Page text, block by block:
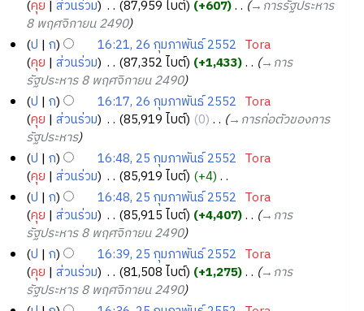
ย่
อ
ก
า
ร
แ
ก้
ไ
ข
คุย ส่วนร่วม ‎ 87,959 ไบต์ +607 ‎
→‎การรัฐประหาร
8 พฤศจิกายน 2490
ป ก 16:21, 26 กุมภาพันธ์ 2552 Tora
คุย ส่วนร่วม ‎ 87,352 ไบต์ +1,433 ‎
→‎การ
รัฐประหาร 8 พฤศจิกายน 2490
ป ก 16:17, 26 กุมภาพันธ์ 2552 Tora
คุย ส่วนร่วม ‎ 85,919 ไบต์ 0 ‎
→‎การก่อตัวของการ
รัฐประหาร
5
ภ
ป ก 16:48, 25 กุมภาพันธ์ 2552 Tora
คุย ส่วนร่วม ‎ 85,919 ไบต์ +4 ‎
ไ
ม่
มี
ค
ว
า
ม
ป ก 16:48, 25 กุมภาพันธ์ 2552 Tora
คุย ส่วนร่วม ‎ 85,915 ไบต์ +4,407 ‎
→‎การ
รัฐประหาร 8 พฤศจิกายน 2490
ป ก 16:39, 25 กุมภาพันธ์ 2552 Tora
คุย ส่วนร่วม ‎ 81,508 ไบต์ +1,275 ‎
→‎การ
รัฐประหาร 8 พฤศจิกายน 2490